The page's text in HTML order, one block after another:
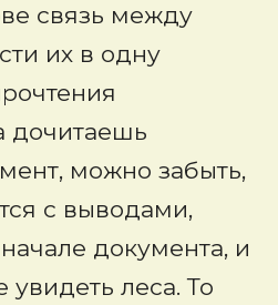
связь между
их в одну
дочитаешь
можно забыть,
с выводами,
документа, и
леса. То